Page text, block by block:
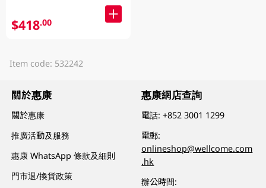
$418.00
Item code: 532242
關於惠康
關於惠康
推廣活動及服務
惠康 WhatsApp 條款及細則
門市退/換貨政策
惠康網店查詢
電話:+852 3001 1299
電郵:
onlineshop@wellcome.com
.hk
辦公時間: